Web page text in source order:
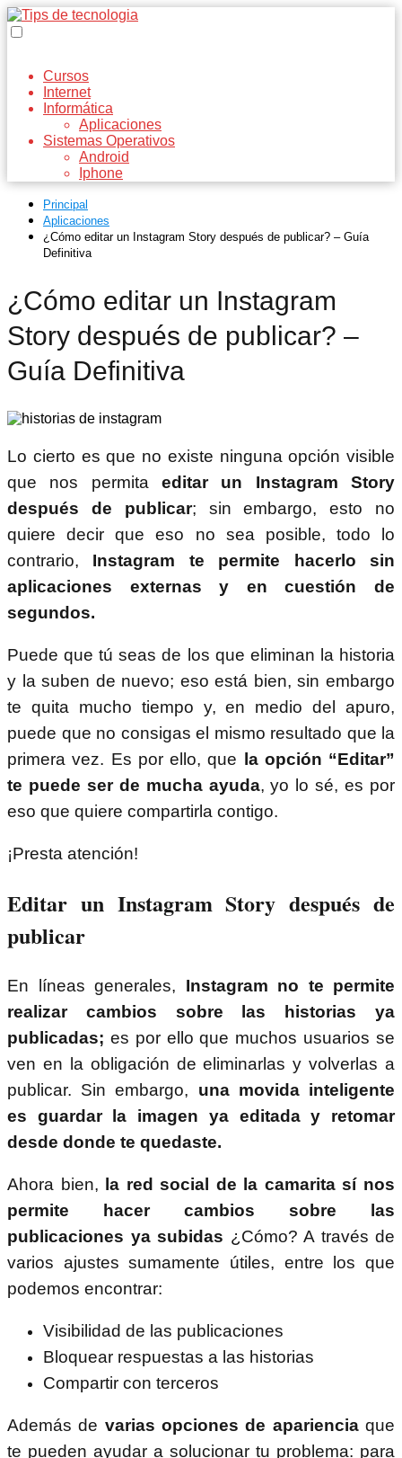
Cursos
Internet
Informática
Aplicaciones
Sistemas Operativos
Android
Iphone
Principal
Aplicaciones
¿Cómo editar un Instagram Story después de publicar? – Guía
Definitiva
¿Cómo editar un Instagram
Story después de publicar? –
Guía Definitiva
Lo cierto es que no existe ninguna opción visible
que nos permita editar un Instagram Story
después de publicar; sin embargo, esto no
quiere decir que eso no sea posible, todo lo
contrario, Instagram te permite hacerlo sin
aplicaciones externas y en cuestión de
segundos.
Puede que tú seas de los que eliminan la historia
y la suben de nuevo; eso está bien, sin embargo
te quita mucho tiempo y, en medio del apuro,
puede que no consigas el mismo resultado que la
primera vez. Es por ello, que la opción “Editar”
te puede ser de mucha ayuda, yo lo sé, es por
eso que quiere compartirla contigo.
¡Presta atención!
Editar un Instagram Story después de
publicar
En líneas generales, Instagram no te permite
realizar cambios sobre las historias ya
publicadas; es por ello que muchos usuarios se
ven en la obligación de eliminarlas y volverlas a
publicar. Sin embargo, una movida inteligente
es guardar la imagen ya editada y retomar
desde donde te quedaste.
Ahora bien,
la red social de la camarita sí nos
permite hacer cambios sobre las
publicaciones ya subidas ¿Cómo? A través de
varios ajustes sumamente útiles, entre los que
podemos encontrar:
Visibilidad de las publicaciones
Bloquear respuestas a las historias
Compartir con terceros
Además de varias opciones de aparienciaque
te pueden ayudar a solucionar tu problema: para